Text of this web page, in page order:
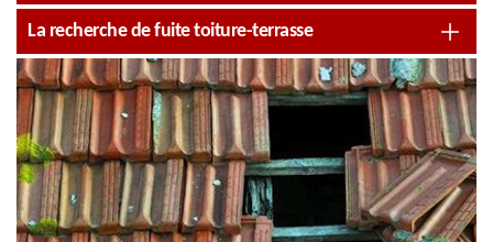
La recherche de fuite toiture-terrasse